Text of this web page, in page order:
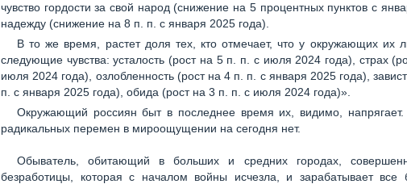
чувство гордости за свой народ (снижение на 5 процентных пунктов с
надежду (снижение на 8 п. п. с января 2025 года).
В то же время, растет доля тех, кто отмечает, что у окружающих их
следующие чувства: усталость (рост на 5 п. п. с июля 2024 года), страх
июля 2024 года), озлобленность (рост на 4 п. п. с января 2025 года),
п. с января 2025 года), обида (рост на 3 п. п. с июля 2024 года)».
Окружающий россиян быт в последнее время их, видимо,
радикальных перемен в мироощущении на сегодня нет.
Обыватель, обитающий в больших и средних городах,
безработицы, которая с началом войны исчезла, и зарабатывает все